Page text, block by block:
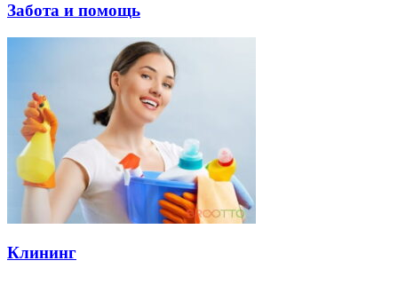
Забота и помощь
Клининг